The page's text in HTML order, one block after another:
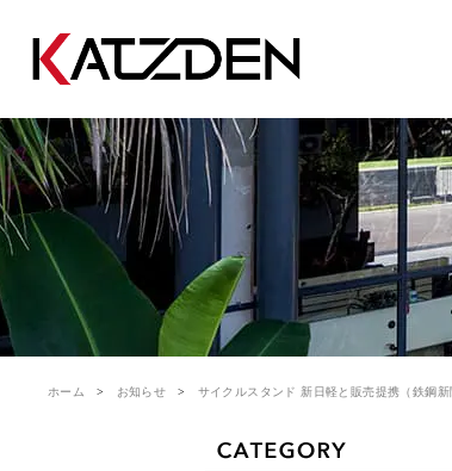
ホーム お知らせ サイクルスタンド 新日軽と販売提携（鉄鋼新